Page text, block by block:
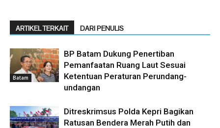
ARTIKEL TERKAIT DARI PENULIS
Batam
BP Batam Dukung Penertiban
Pemanfaatan Ruang Laut Sesuai
Ketentuan Peraturan Perundang-
undangan
Ditreskrimsus Polda Kepri Bagikan
Ratusan Bendera Merah Putih dan